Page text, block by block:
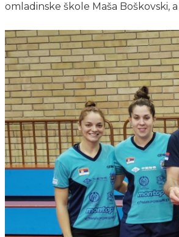
omladinske škole Maša Boškovski,